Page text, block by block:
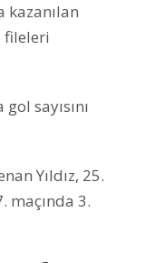
kazanılan
fileleri
sayısını
Yıldız, 25.
maçında 3.